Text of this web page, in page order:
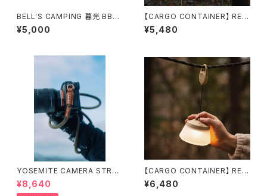
BELL'S CAMPING 暮光 BB01
マグネットライト 2個セット
¥5,000
【CARGO CONTAINER】 REE
L LIGHT MINI / リールライトミ
ニ
¥5,480
YOSEMITE CAMERA STRAP
ヨセミテ カメラストラップ ( 111c
m ／ 126cm) ②
¥8,640
【CARGO CONTAINER】 REE
L LIGHT PRO ／ リールライト
プロ
¥6,480